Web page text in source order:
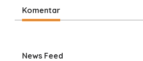
Komentar
News Feed